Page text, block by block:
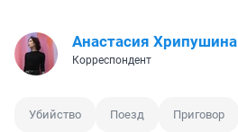
Анастасия Хрипушина
Корреспондент
Убийство Поезд Приговор